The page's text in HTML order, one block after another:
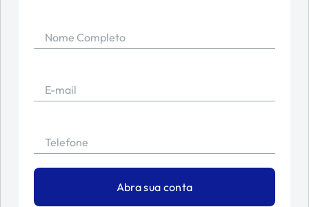
Nome Completo
E-mail
Telefone
Abra sua conta